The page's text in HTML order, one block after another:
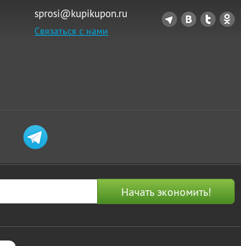
sprosi@kupikupon.ru
Связаться с нами